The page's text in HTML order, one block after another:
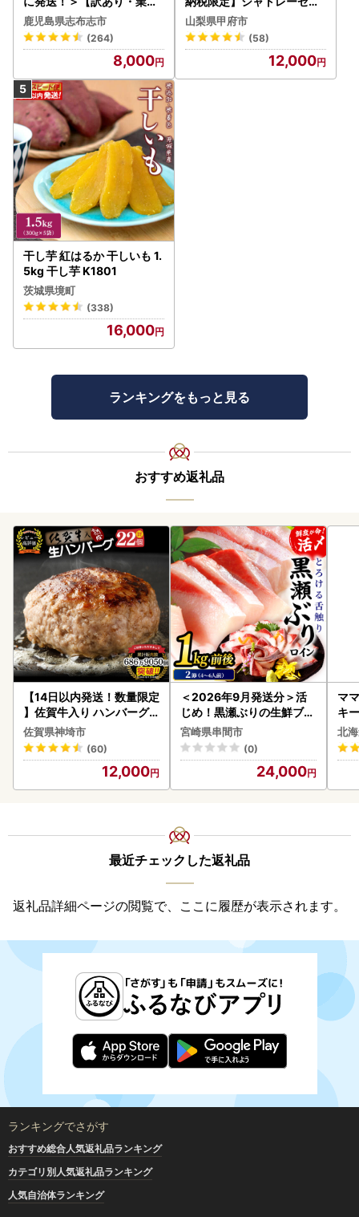
用】薩摩おいも棒セット 計
1.8kg(900g×2袋) p8-142
-2w
鹿児島県志布志市
(264)
8,000
気お菓子勢ぞろい!! お菓子
福箱 シャトレーゼ
山梨県甲府市
(58)
12,000
干し芋 紅はるか 干しいも 1.
5kg 干し芋 K1801
茨城県境町
(338)
16,000
ランキングをもっと見る
おすすめ返礼品
【14日以内発送！数量限定
】佐賀牛入り ハンバーグ 2
2個 2.6kg(120g×22個)(H
083106)
佐賀県神埼市
(60)
12,000
＜2026年9月発送分＞活
じめ！黒瀬ぶりの生鮮ブリ
ロイン2節（1.0kg前後）_
K001-012-2609
宮崎県串間市
(0)
24,000
マ
キ
ズ
0
北
最近チェックした返礼品
返礼品詳細ページの閲覧で、ここに履歴が表示されます。
ランキングでさがす
おすすめ総合人気返礼品ランキング
カテゴリ別人気返礼品ランキング
人気自治体ランキング